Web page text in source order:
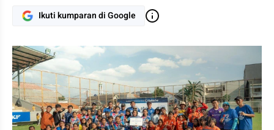
Ikuti kumparan di Google